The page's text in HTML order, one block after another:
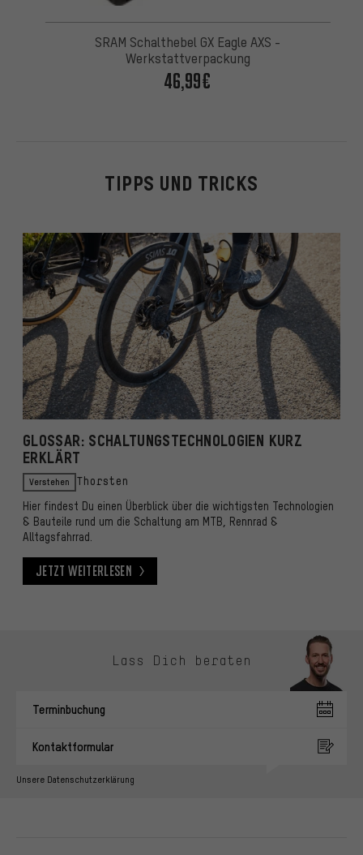
SRAM Schalthebel GX Eagle AXS -
Werkstattverpackung
46,99€
TIPPS UND TRICKS
GLOSSAR: SCHALTUNGSTECHNOLOGIEN KURZ
ERKLÄRT
Verstehen Thorsten
Hier findest Du einen Überblick über die wichtigsten Technologien
& Bauteile rund um die Schaltung am MTB, Rennrad &
Alltagsfahrrad.
Jetzt weiterlesen
Lass Dich beraten
Terminbuchung
Kontaktformular
Unsere Datenschutzerklärung